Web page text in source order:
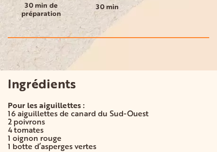
30 min de
préparation
30 min
Ingrédients
Pour les aiguillettes :
16 aiguillettes de canard du Sud-Ouest
2 poivrons
4 tomates
1 oignon rouge
1 botte d’asperges vertes